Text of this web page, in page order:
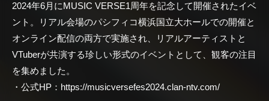
2024年6月にMUSIC VERSE1周年を記念して開催されたイベ
ント。リアル会場のパシフィコ横浜国立大ホールでの開催と
オンライン配信の両方で実施され、リアルアーティストと
VTuberが共演する珍しい形式のイベントとして、観客の注目
を集めました。
・公式HP：https://musicversefes2024.clan-ntv.com/